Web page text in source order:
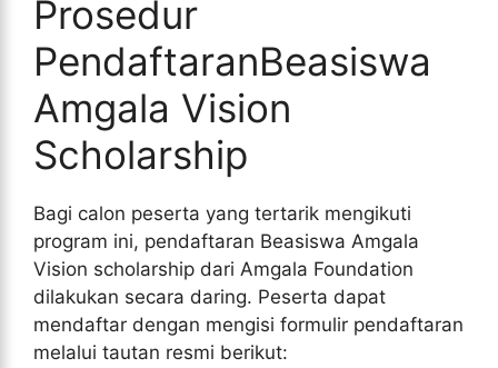
Prosedur
PendaftaranBeasiswa
Amgala Vision
Scholarship
Bagi calon peserta yang tertarik mengikuti
program ini, pendaftaran Beasiswa Amgala
Vision scholarship dari Amgala Foundation
dilakukan secara daring. Peserta dapat
mendaftar dengan mengisi formulir pendaftaran
melalui tautan resmi berikut: